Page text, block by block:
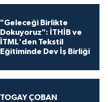
"Geleceği Birlikte
Dokuyoruz": İTHİB ve
İTML'den Tekstil
Eğitiminde Dev İş Birliği
TOGAY ÇOBAN